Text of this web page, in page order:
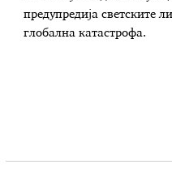
предупредија светските
глобална катастрофа.